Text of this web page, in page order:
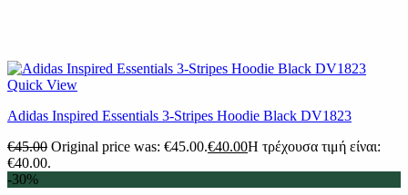
Quick View
Adidas Inspired Essentials 3-Stripes Hoodie Black DV1823
€45.00 Original price was: €45.00.€40.00Η τρέχουσα τιμή είναι:
€40.00.
-30%